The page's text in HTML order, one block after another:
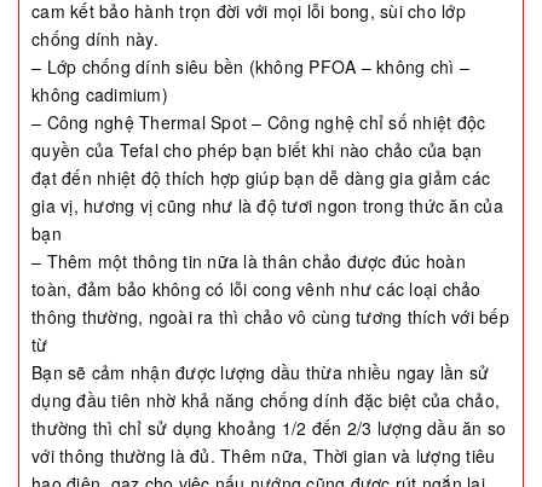
cam kết bảo hành trọn đời với mọi lỗi bong, sùi cho lớp
chống dính này.
– Lớp chống dính siêu bền (không PFOA – không chì –
không cadimium)
– Công nghệ Thermal Spot – Công nghệ chỉ số nhiệt độc
quyền của Tefal cho phép bạn biết khi nào chảo của bạn
đạt đến nhiệt độ thích hợp giúp bạn dễ dàng gia giảm các
gia vị, hương vị cũng như là độ tươi ngon trong thức ăn của
bạn
– Thêm một thông tin nữa là thân chảo được đúc hoàn
toàn, đảm bảo không có lỗi cong vênh như các loại chảo
thông thường, ngoài ra thì chảo vô cùng tương thích với bếp
từ
Bạn sẽ cảm nhận được lượng dầu thừa nhiều ngay lần sử
dụng đầu tiên nhờ khả năng chống dính đặc biệt của chảo,
thường thì chỉ sử dụng khoảng 1/2 đến 2/3 lượng dầu ăn so
với thông thường là đủ. Thêm nữa, Thời gian và lượng tiêu